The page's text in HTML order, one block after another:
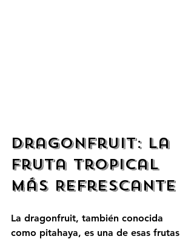
Dragonfruit: La
Fruta Tropical
Más Refrescante
La dragonfruit, también conocida
como pitahaya, es una de esas frutas